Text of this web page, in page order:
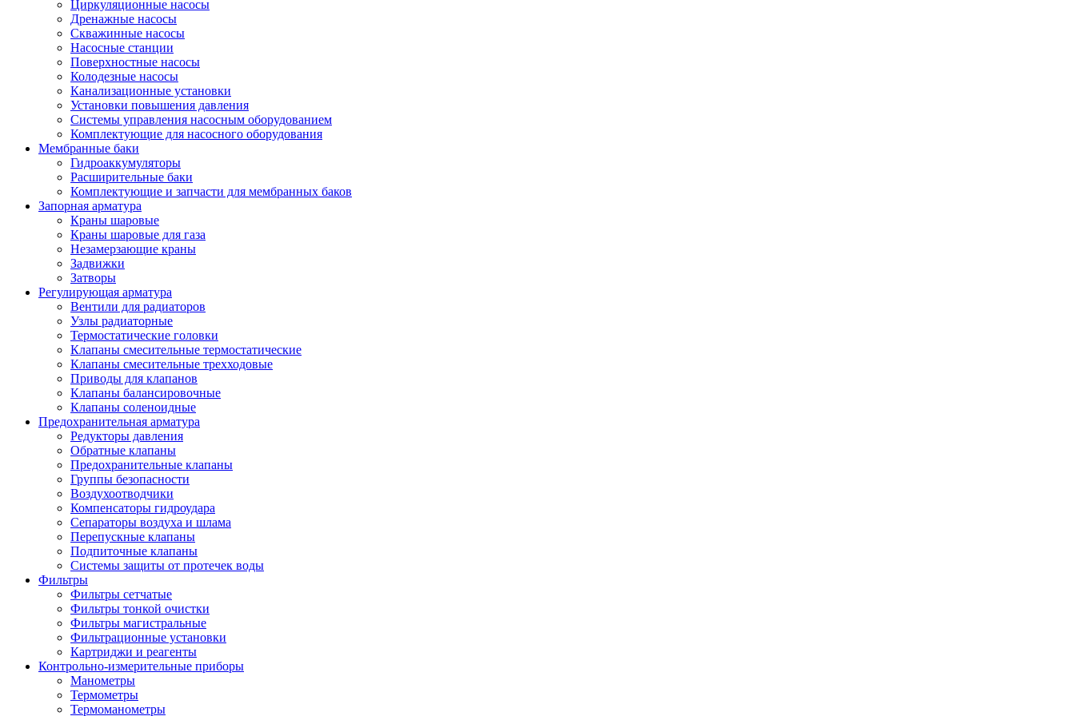
Циркуляционные насосы
Дренажные насосы
Скважинные насосы
Насосные станции
Поверхностные насосы
Колодезные насосы
Канализационные установки
Установки повышения давления
Системы управления насосным оборудованием
Комплектующие для насосного оборудования
Мембранные баки
Гидроаккумуляторы
Расширительные баки
Комплектующие и запчасти для мембранных баков
Запорная арматура
Краны шаровые
Краны шаровые для газа
Незамерзающие краны
Задвижки
Затворы
Регулирующая арматура
Вентили для радиаторов
Узлы радиаторные
Термостатические головки
Клапаны смесительные термостатические
Клапаны смесительные трехходовые
Приводы для клапанов
Клапаны балансировочные
Клапаны соленоидные
Предохранительная арматура
Редукторы давления
Обратные клапаны
Предохранительные клапаны
Группы безопасности
Воздухоотводчики
Компенсаторы гидроудара
Сепараторы воздуха и шлама
Перепускные клапаны
Подпиточные клапаны
Системы защиты от протечек воды
Фильтры
Фильтры сетчатые
Фильтры тонкой очистки
Фильтры магистральные
Фильтрационные установки
Картриджи и реагенты
Контрольно-измерительные приборы
Манометры
Термометры
Термоманометры